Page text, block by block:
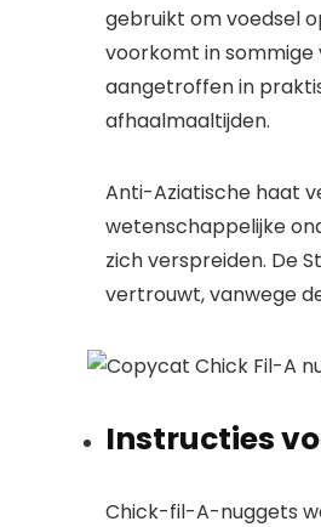
gebruikt om voedsel
voorkomt in sommige
aangetroffen in
afhaalmaaltijden.
Anti-Aziatische haat
wetenschappelijke
zich verspreiden. De
vertrouwt, vanwege
Instructies
Chick-fil-A-nuggets